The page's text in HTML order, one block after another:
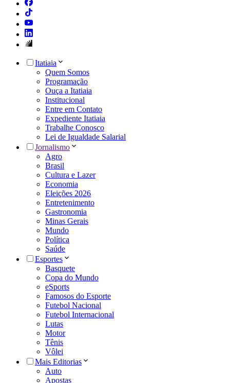
Itatiaia
Quem Somos
Programação
Ouça a Itatiaia
Institucional
Entre em Contato
Expediente Itatiaia
Trabalhe Conosco
Lei de Igualdade Salarial
Jornalismo
Agro
Brasil
Cultura e Lazer
Economia
Eleições 2026
Entretenimento
Gastronomia
Minas Gerais
Mundo
Política
Saúde
Esportes
Basquete
Copa do Mundo
eSports
Famosos do Esporte
Futebol Nacional
Futebol Internacional
Lutas
Motor
Tênis
Vôlei
Mais Editorias
Auto
Apostas